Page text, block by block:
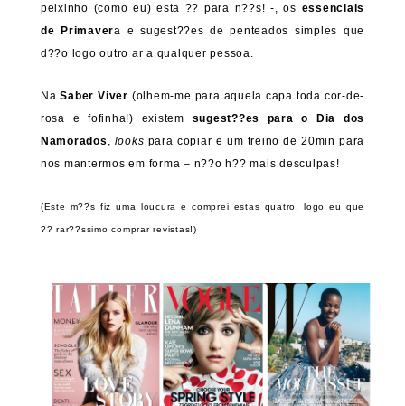
peixinho (como eu) esta ?? para n??s! -, os essenciais
de Primavera e sugest??es de penteados simples que
d??o logo outro ar a qualquer pessoa.
NaSaber Viver (olhem-me para aquela capa toda cor-de-
rosa e fofinha!) existem sugest??es para o Dia dos
Namorados , looks para copiar e um treino de 20min para
nos mantermos em forma – n??o h?? mais desculpas!
(Este m??s fiz uma loucura e comprei estas quatro, logo eu que
?? rar??ssimo comprar revistas!)